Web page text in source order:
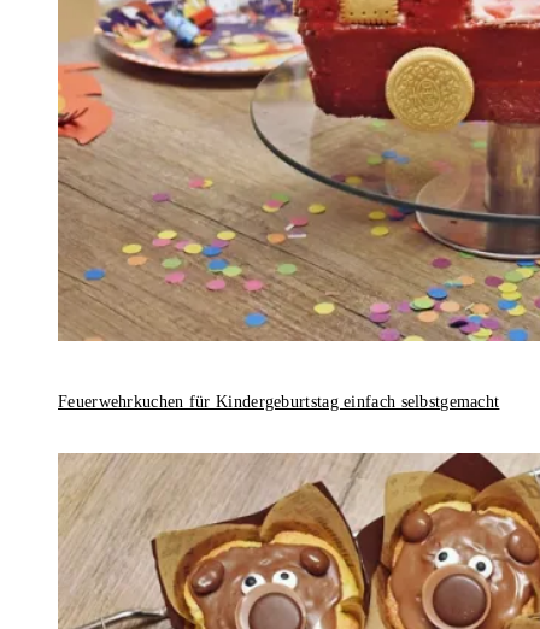
Feuerwehrkuchen für Kindergeburtstag einfach selbstgemacht